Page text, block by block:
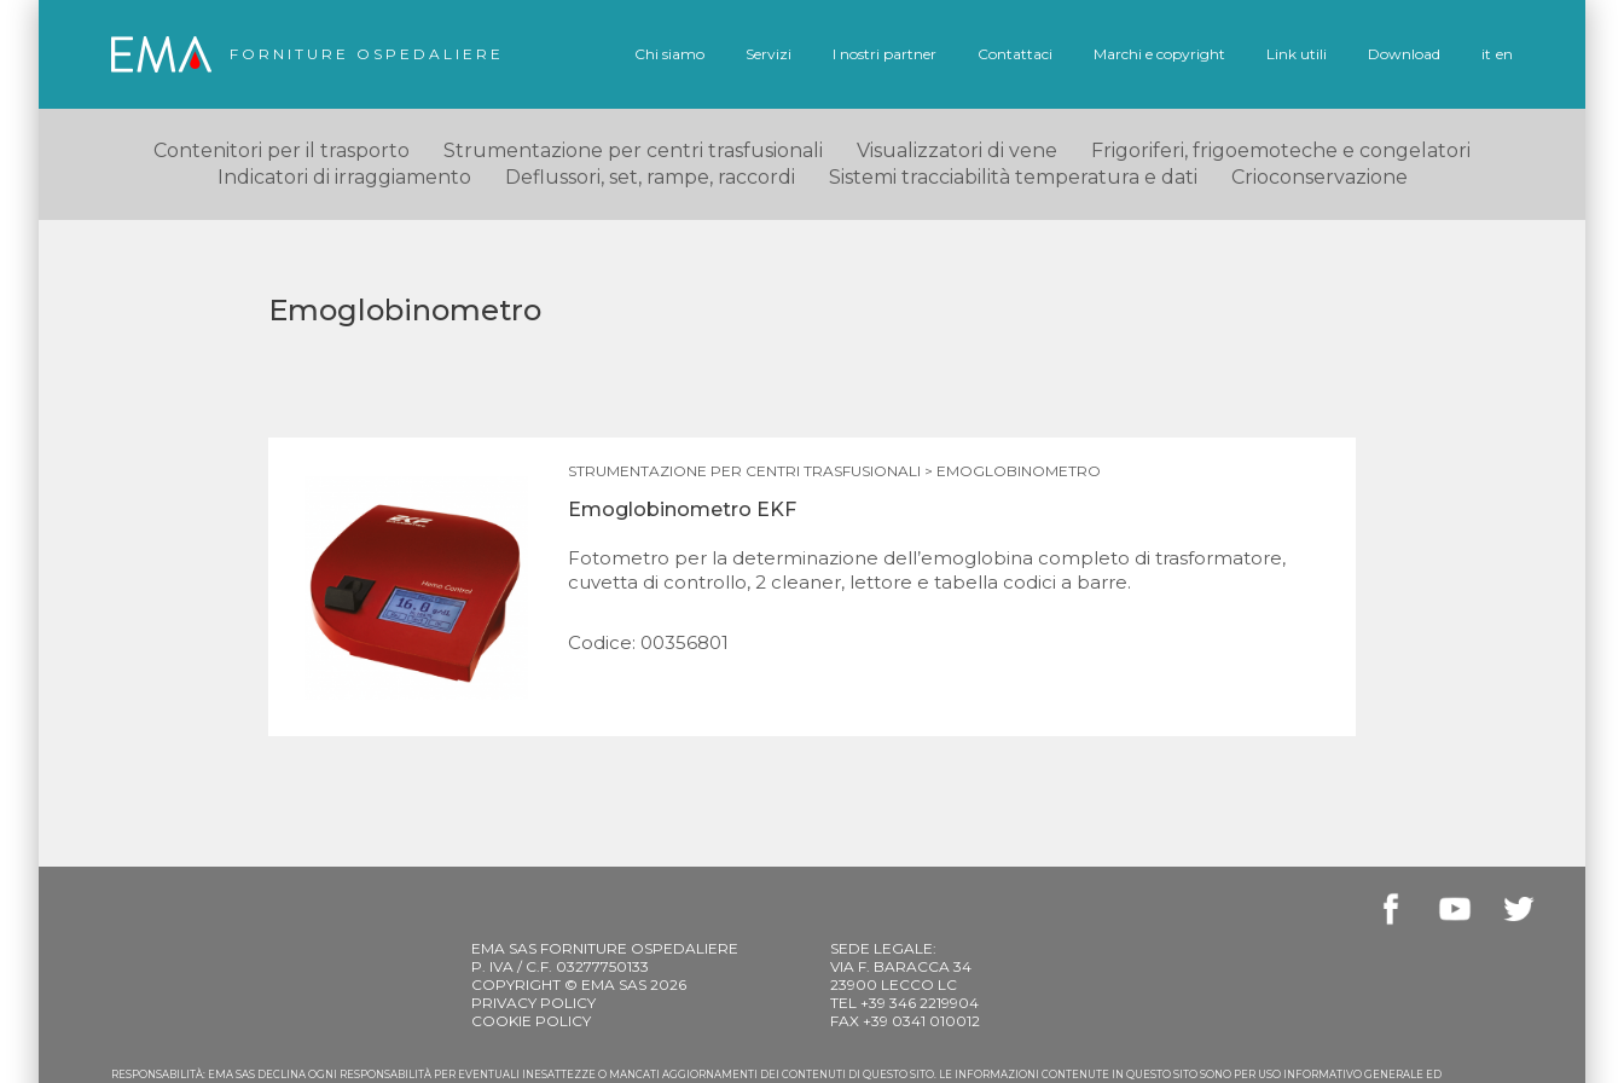
FORNITURE OSPEDALIERE Chi siamo Servizi I nostri partner Contattaci Marchi e copyright Link utili Download it en
Contenitori per il trasporto Strumentazione per centri trasfusionali Visualizzatori di vene
Frigoriferi, frigoemoteche e congelatori
Indicatori di irraggiamento
Deflussori, set, rampe, raccordi Sistemi tracciabilità temperatura e dati Crioconservazione
Emoglobinometro
STRUMENTAZIONE PER CENTRI TRASFUSIONALI > EMOGLOBINOMETRO
Emoglobinometro EKF
Fotometro per la determinazione dell’emoglobina completo di trasformatore,
cuvetta di controllo, 2 cleaner, lettore e tabella codici a barre.
Codice: 00356801
EMA SAS FORNITURE OSPEDALIERE
P. IVA / C.F. 03277750133
COPYRIGHT © EMA SAS 2026
PRIVACY POLICY
COOKIE POLICY
SEDE LEGALE:
VIA F. BARACCA 34
23900 LECCO LC
TEL +39 346 2219904
FAX +39 0341 010012
RESPONSABILITÀ: EMA SAS DECLINA OGNI RESPONSABILITÀ PER EVENTUALI INESATTEZZE O MANCATI AGGIORNAMENTI DEI CONTENUTI DI QUESTO SITO. LE INFORMAZIONI CONTENUTE IN QUESTO SITO SONO PER USO INFORMATIVO GENERALE ED